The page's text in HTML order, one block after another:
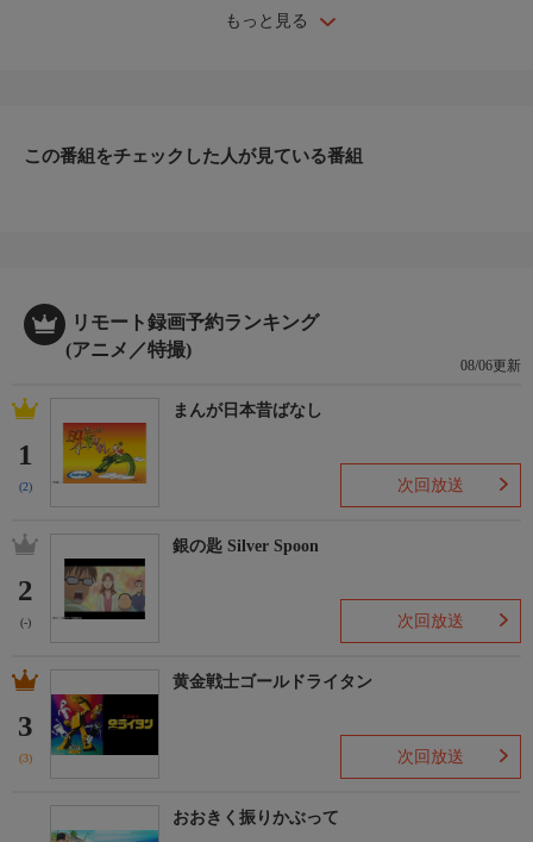
もっと見る
この番組をチェックした人が見ている番組
リモート録画予約ランキング
(アニメ／特撮)
08/06更新
1
(2)
まんが日本昔ばなし
次回放送
2
(-)
銀の匙 Silver Spoon
次回放送
3
(3)
黄金戦士ゴールドライタン
次回放送
おおきく振りかぶって